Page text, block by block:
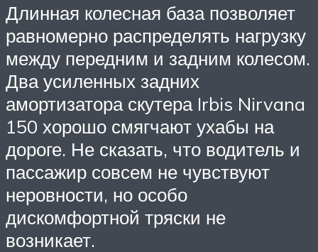
Длинная колесная база позволяет
равномерно распределять нагрузку
между передним и задним колесом.
Два усиленных задних
амортизатора скутера Irbis Nirvana
150 хорошо смягчают ухабы на
дороге. Не сказать, что водитель и
пассажир совсем не чувствуют
неровности, но особо
дискомфортной тряски не
возникает.